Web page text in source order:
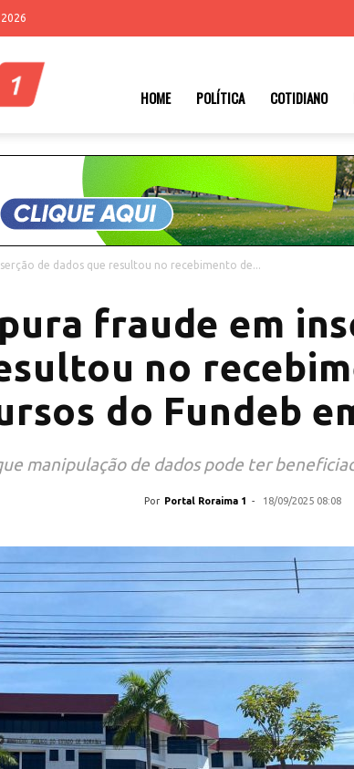
HOME POLÍTICA COTIDIANO
de dados que resultou no recebimento de...
fraude em
no
do Fundeb
manipulação de dados pode ter
Por Portal Roraima 1 - 18/09/2025 08:08